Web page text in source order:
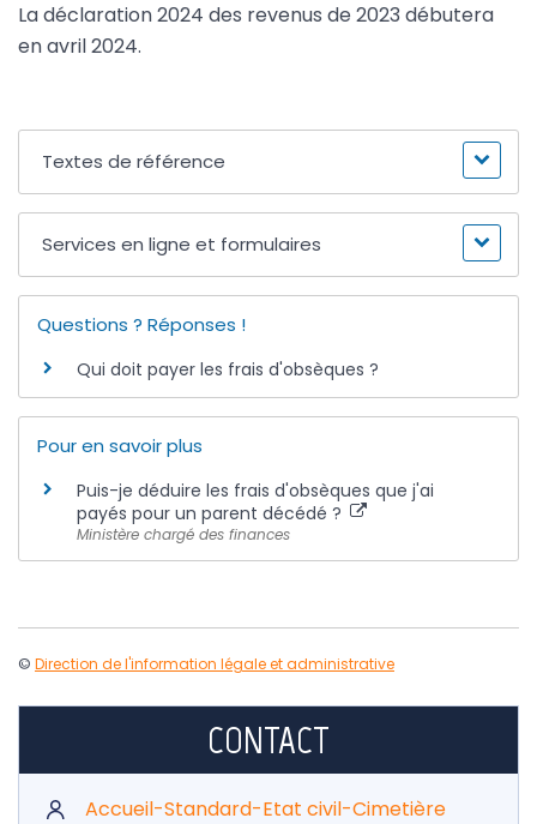
La déclaration 2024 des revenus de 2023 débutera
en avril 2024.
Textes de référence
Services en ligne et formulaires
Questions ? Réponses !
Qui doit payer les frais d'obsèques ?
Pour en savoir plus
Puis-je déduire les frais d'obsèques que j'ai
payés pour un parent décédé ?
Ministère chargé des finances
© Direction de l'information légale et administrative
CONTACT
Accueil-Standard-Etat civil-Cimetière